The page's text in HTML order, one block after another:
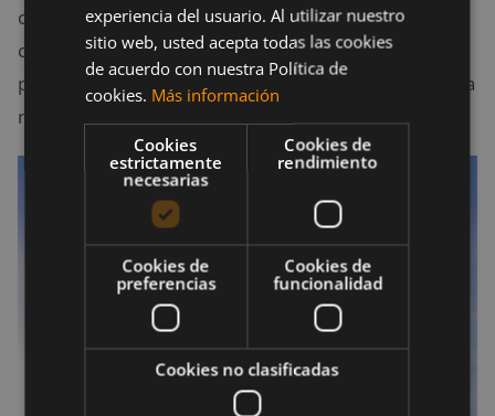
consigo misma, indistintamente del tamaño de su
cuenta bancaria. Además, no muestran sus activos o
presume de sus ingresos debido a que su autoestima
no depende de su patrimonio neto.
experiencia del usuario. Al utilizar nuestro
sitio web, usted acepta todas las cookies
de acuerdo con nuestra Política de
cookies. Más información
Cookies
estrictamente
necesarias
Cookies de
rendimiento
Cookies de
preferencias
Cookies de
funcionalidad
Cookies no clasificadas